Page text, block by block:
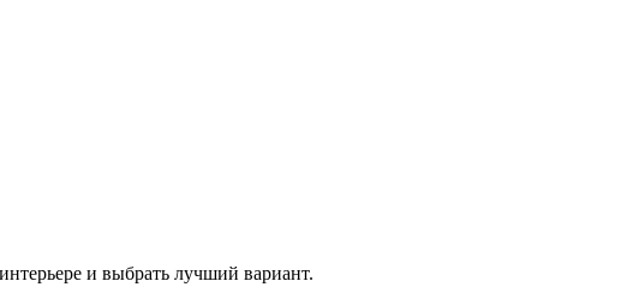
и выбрать лучший вариант.